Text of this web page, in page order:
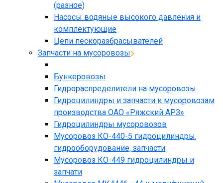
(разное)
Насосы водяные высокого давления и
комплектующие
Цепи пескоразбрасывателей
Запчасти на мусоровозы
Бункеровозы
Гидрораспределители на мусоровозы
Гидроцилиндры и запчасти к мусоровозам
производства ОАО «Ряжский АРЗ»
Гидроцилиндры мусоровозов
Мусоровоз КО-440-5 гидроцилиндры,
гидрооборудование, запчасти
Мусоровоз КО-449 гидроцилиндры и
запчати